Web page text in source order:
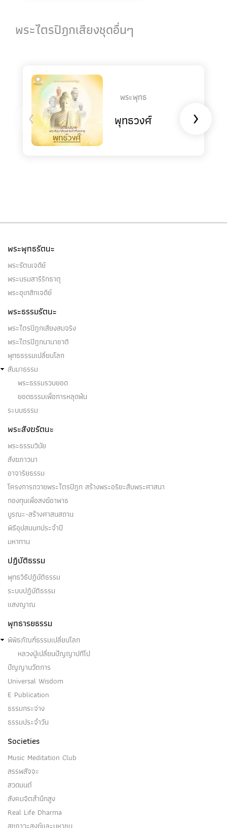
พระไตรปิฎกเสียงชุดอื่นๆ
พระพุทธ
พุทธวงศ์
‹ ›
พระพุทธรัตนะ
พระรัตนเจดีย์
พระบรมสารีริกธาตุ
พระอุเทสิกเจดีย์
พระธรรมรัตนะ
พระไตรปิฎกเสียงสมจริง
พระไตรปิฎกนานาชาติ
พุทธธรรมเปลี่ยนโลก
สัมมาธรรม
พระธรรมรวบยอด
ยอดธรรมเพื่อการหลุดพ้น
ระบบธรรม
พระสังฆรัตนะ
พระธรรมวินัย
สังฆภาวนา
อาจาริยธรรม
โครงการถวายพระไตรปิฎก สร้างพระอริยะสืบพระศาสนา
กองทุนเพื่อสงฆ์อาพาธ
บูรณะ-สร้างศาสนสถาน
พิธีอุปสมบทประจำปี
มหาทาน
ปฏิบัติธรรม
พุทธวิธีปฏิบัติธรรม
ระบบปฏิบัติธรรม
แสงญาณ
พุทธารยธรรม
พิพิธภัณฑ์ธรรมเปลี่ยนโลก
หลวงปู่เปลี่ยนปัญญาปทีโป
ปัญญานวัตการ
Universal Wisdom
E Publication
ธรรมกระจ่าง
ธรรมประจำวัน
Societies
Music Meditation Club
สรรพสัจจะ
สวดมนต์
สังคมจิตสำนึกสูง
Real Life Dharma